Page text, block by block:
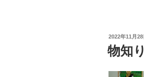
投
稿
日:
2022年11月28
物知